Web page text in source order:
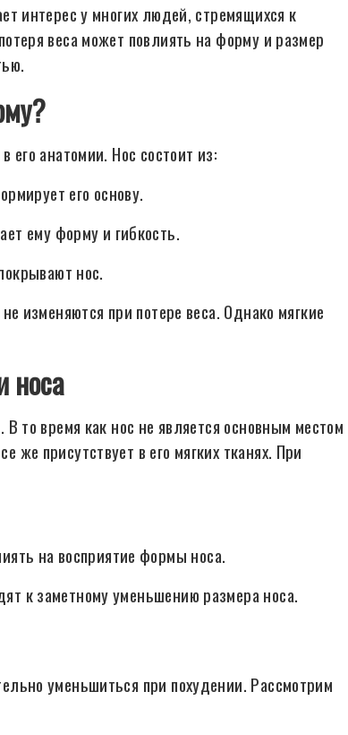
интерес у многих людей, стремящихся к
веса может повлиять на форму и размер
его анатомии. Нос состоит из:
его основу.
ему форму и гибкость.
нос.
изменяются при потере веса. Однако мягкие
носа
то время как нос не является основным местом
же присутствует в его мягких тканях. При
на восприятие формы носа.
к заметному уменьшению размера носа.
уменьшиться при похудении. Рассмотрим